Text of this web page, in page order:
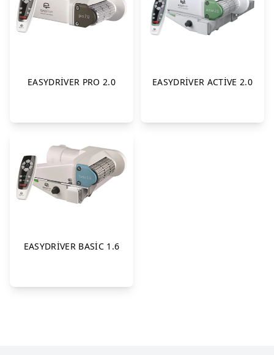
EASYDRİVER PRO 2.0 EASYDRİVER ACTİVE 2.0
EASYDRİVER BASİC 1.6